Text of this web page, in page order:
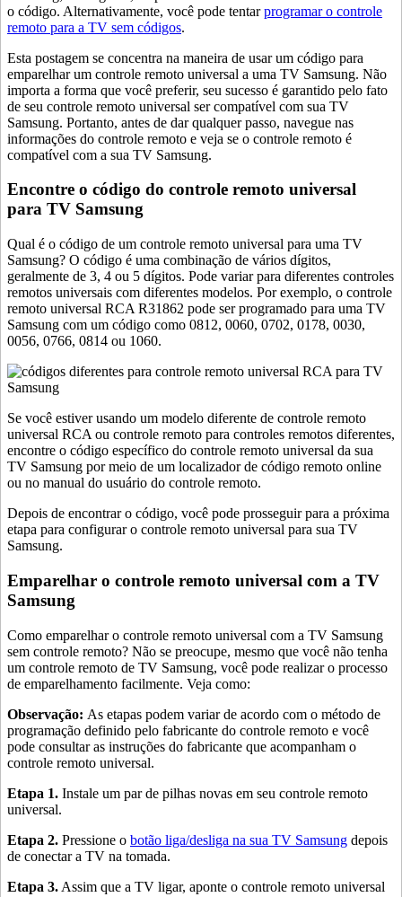
o código. Alternativamente, você pode tentarprogramar o controle
remoto para a TV sem códigos.
Esta postagem se concentra na maneira de usar um código para
emparelhar um controle remoto universal a uma TV Samsung. Não
importa a forma que você preferir, seu sucesso é garantido pelo fato
de seu controle remoto universal ser compatível com sua TV
Samsung. Portanto, antes de dar qualquer passo, navegue nas
informações do controle remoto e veja se o controle remoto é
compatível com a sua TV Samsung.
Encontre o código do controle remoto universal
para TV Samsung
Qual é o código de um controle remoto universal para uma TV
Samsung? O código é uma combinação de vários dígitos,
geralmente de 3, 4 ou 5 dígitos. Pode variar para diferentes controles
remotos universais com diferentes modelos. Por exemplo, o controle
remoto universal RCA R31862 pode ser programado para uma TV
Samsung com um código como 0812, 0060, 0702, 0178, 0030,
0056, 0766, 0814 ou 1060.
Se você estiver usando um modelo diferente de controle remoto
universal RCA ou controle remoto para controles remotos diferentes,
encontre o código específico do controle remoto universal da sua
TV Samsung por meio de um localizador de código remoto online
ou no manual do usuário do controle remoto.
Depois de encontrar o código, você pode prosseguir para a próxima
etapa para configurar o controle remoto universal para sua TV
Samsung.
Emparelhar o controle remoto universal com a TV
Samsung
Como emparelhar o controle remoto universal com a TV Samsung
sem controle remoto? Não se preocupe, mesmo que você não tenha
um controle remoto de TV Samsung, você pode realizar o processo
de emparelhamento facilmente. Veja como:
Observação: As etapas podem variar de acordo com o método de
programação definido pelo fabricante do controle remoto e você
pode consultar as instruções do fabricante que acompanham o
controle remoto universal.
Etapa 1. Instale um par de pilhas novas em seu controle remoto
universal.
Etapa 2. Pressione o botão liga/desliga na sua TV Samsung depois
de conectar a TV na tomada.
Etapa 3. Assim que a TV ligar, aponte o controle remoto universal